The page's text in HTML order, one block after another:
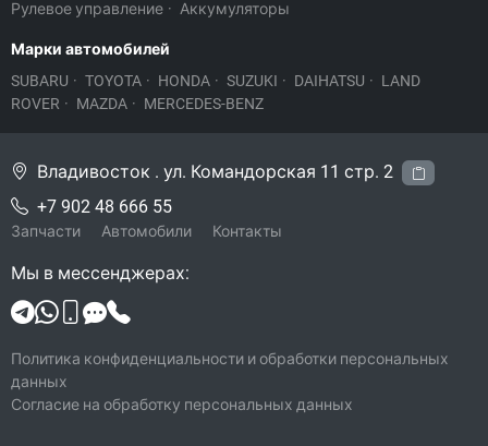
Рулевое управление · Аккумуляторы
Марки автомобилей
SUBARU · TOYOTA · HONDA · SUZUKI · DAIHATSU · LAND
ROVER · MAZDA · MERCEDES-BENZ
Владивосток . ул. Командорская 11 стр. 2
+7 902 48 666 55
Запчасти Автомобили Контакты
Мы в мессенджерах:
Политика конфиденциальности и обработки персональных
данных
Согласие на обработку персональных данных